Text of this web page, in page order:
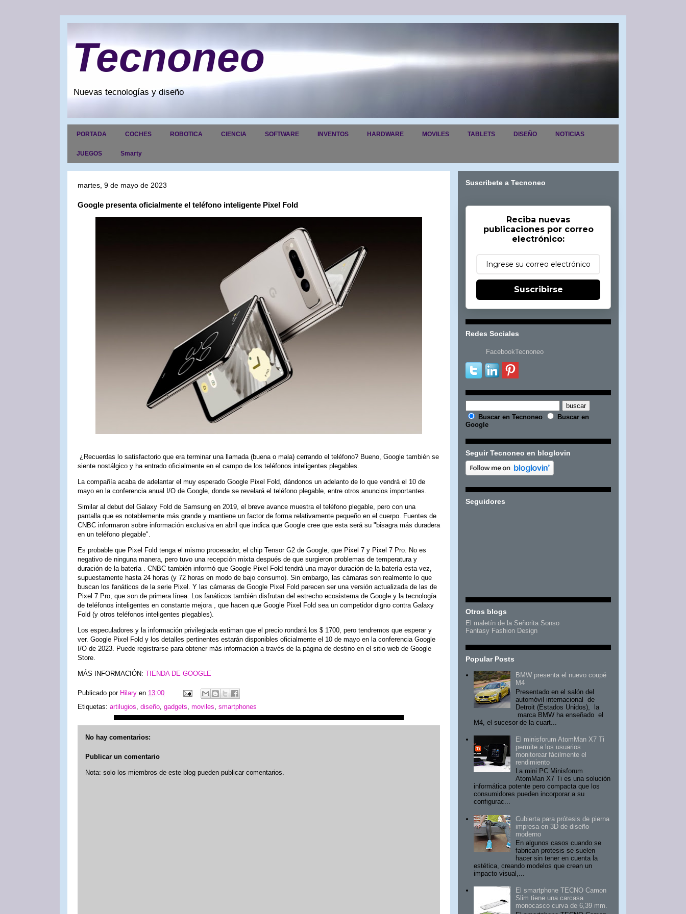
Tecnoneo
Nuevas tecnologías y diseño
PORTADA COCHES ROBOTICA CIENCIA SOFTWARE INVENTOS HARDWARE MOVILES TABLETS DISEÑO NOTICIAS
JUEGOS Smarty
martes, 9 de mayo de 2023
Google presenta oficialmente el teléfono inteligente Pixel Fold
¿Recuerdas lo satisfactorio que era terminar una llamada (buena o mala) cerrando el teléfono? Bueno, Google también se
siente nostálgico y ha entrado oficialmente en el campo de los teléfonos inteligentes plegables.
La compañía acaba de adelantar el muy esperado Google Pixel Fold, dándonos un adelanto de lo que vendrá el 10 de
mayo en la conferencia anual I/O de Google, donde se revelará el teléfono plegable, entre otros anuncios importantes.
Similar al debut del Galaxy Fold de Samsung en 2019, el breve avance muestra el teléfono plegable, pero con una
pantalla que es notablemente más grande y mantiene un factor de forma relativamente pequeño en el cuerpo. Fuentes de
CNBC informaron sobre información exclusiva en abril que indica que Google cree que esta será su "bisagra más duradera
en un teléfono plegable".
Es probable que Pixel Fold tenga el mismo procesador, el chip Tensor G2 de Google, que Pixel 7 y Pixel 7 Pro. No es
negativo de ninguna manera, pero tuvo una recepción mixta después de que surgieron problemas de temperatura y
duración de la batería . CNBC también informó que Google Pixel Fold tendrá una mayor duración de la batería esta vez,
supuestamente hasta 24 horas (y 72 horas en modo de bajo consumo). Sin embargo, las cámaras son realmente lo que
buscan los fanáticos de la serie Pixel. Y las cámaras de Google Pixel Fold parecen ser una versión actualizada de las de
Pixel 7 Pro, que son de primera línea. Los fanáticos también disfrutan del estrecho ecosistema de Google y la tecnología
de teléfonos inteligentes en constante mejora , que hacen que Google Pixel Fold sea un competidor digno contra Galaxy
Fold (y otros teléfonos inteligentes plegables).
Los especuladores y la información privilegiada estiman que el precio rondará los $ 1700, pero tendremos que esperar y
ver. Google Pixel Fold y los detalles pertinentes estarán disponibles oficialmente el 10 de mayo en la conferencia Google
I/O de 2023. Puede registrarse para obtener más información a través de la página de destino en el sitio web de Google
Store.
MÁS INFORMACIÓN: TIENDA DE GOOGLE
Publicado por Hilary en 13:00
Etiquetas: artilugios diseño gadgets moviles smartphones
No hay comentarios:
Publicar un comentario
Nota: solo los miembros de este blog pueden publicar comentarios.
Suscribete a Tecnoneo
Reciba nuevas
publicaciones por correo
electrónico:
Suscribirse
Redes Sociales
FacebookTecnoneo
Buscar en Tecnoneo
Buscar en
Google
Seguir Tecnoneo en bloglovin
Seguidores
Otros blogs
El maletín de la Señorita Sonso
Fantasy Fashion Design
Popular Posts
BMW presenta el nuevo coupé
M4
Presentado en el salón del
automóvil internacional de
Detroit (Estados Unidos), la
marca BMW ha enseñado el
M4, el sucesor de la cuart...
El minisforum AtomMan X7 Ti
permite a los usuarios
monitorear fácilmente el
rendimiento
La mini PC Minisforum
AtomMan X7 Ti es una solución
informática potente pero compacta que los
consumidores pueden incorporar a su
configurac...
Cubierta para prótesis de pierna
impresa en 3D de diseño
moderno
En algunos casos cuando se
fabrican protesis se suelen
hacer sin tener en cuenta la
estética, creando modelos que crean un
impacto visual,...
El smartphone TECNO Camon
Slim tiene una carcasa
monocasco curva de 6,39 mm.